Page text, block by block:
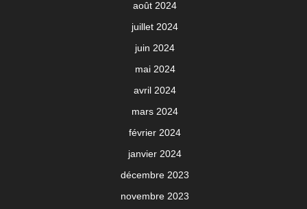
août 2024
juillet 2024
juin 2024
mai 2024
avril 2024
mars 2024
février 2024
janvier 2024
décembre 2023
novembre 2023